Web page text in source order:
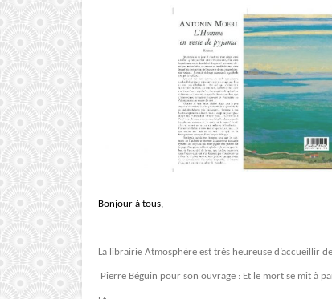
Bonjour à tous,
La librairie Atmosphère est très heureuse d’accueillir
Pierre Béguin pour son ouvrage : Et le mort se mit à